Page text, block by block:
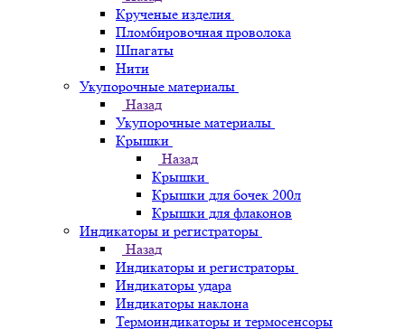
Крученые изделия
Пломбировочная проволока
Шпагаты
Нити
Укупорочные материалы
Назад
Укупорочные материалы
Крышки
Назад
Крышки
Крышки для бочек 200л
Крышки для флаконов
Индикаторы и регистраторы
Назад
Индикаторы и регистраторы
Индикаторы удара
Индикаторы наклона
Термоиндикаторы и термосенсоры